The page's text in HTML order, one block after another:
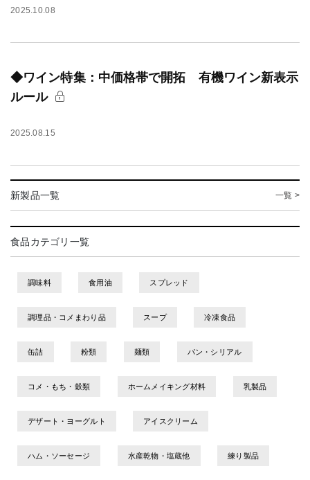
2025.10.08
◆ワイン特集：中価格帯で開拓 有機ワイン新表示
ルール
2025.08.15
新製品一覧 一覧 >
食品カテゴリ一覧
調味料 食用油 スプレッド
調理品・コメまわり品 スープ 冷凍食品
缶詰 粉類 麺類 パン・シリアル
コメ・もち・穀類 ホームメイキング材料 乳製品
デザート・ヨーグルト アイスクリーム
ハム・ソーセージ 水産乾物・塩蔵他 練り製品